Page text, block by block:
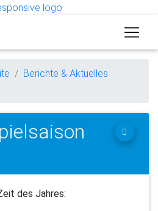
Berichte & Aktuelles
des Jahres: